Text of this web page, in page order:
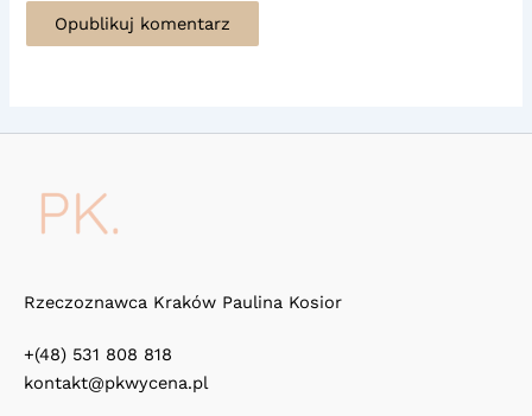
Rzeczoznawca Kraków Paulina Kosior
+(48) 531 808 818
kontakt@pkwycena.pl